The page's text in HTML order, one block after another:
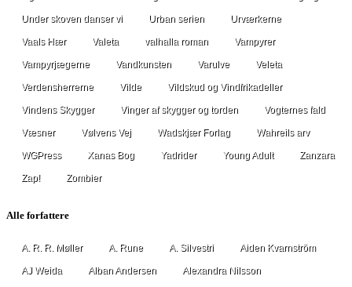
Under skoven danser vi Urban serien Urværkerne
Vaals Hær Valeta valhalla roman Vampyrer
Vampyrjægerne Vandkunsten Varulve Veleta
Verdensherrerne Vilde Vildskud og Vindfrikadeller
Vindens Skygger Vinger af skygger og torden Vogternes fald
Væsner Vølvens Vej Wadskjær Forlag Wahreils arv
WGPress Xanas Bog Yadrider Young Adult Zanzara
Zap! Zombier
Alle forfattere
A. R. R. Møller A. Rune A. Silvestri Aiden Kvarnström
AJ Weida Alban Andersen Alexandra Nilsson